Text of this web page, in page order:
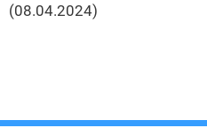
(08.04.2024)